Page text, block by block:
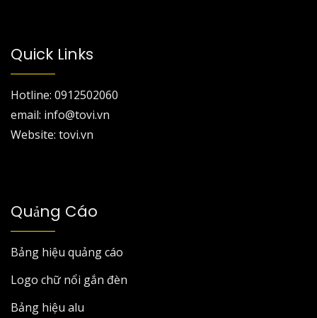
Quick Links
Hotline: 0912502060
email: info@tovi.vn
Website: tovi.vn
Quảng Cáo
Bảng hiệu quảng cáo
Logo chữ nổi gắn đèn
Bảng hiệu alu